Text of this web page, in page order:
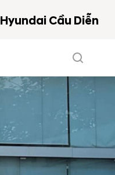
Hyundai Cầu Diễn